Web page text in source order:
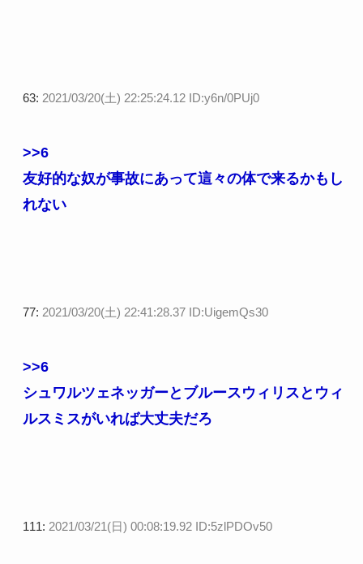
63: 2021/03/20(土) 22:25:24.12 ID:y6n/0PUj0
>>6
友好的な奴が事故にあって這々の体で来るかもし
れない
77: 2021/03/20(土) 22:41:28.37 ID:UigemQs30
>>6
シュワルツェネッガーとブルースウィリスとウィ
ルスミスがいれば大丈夫だろ
111: 2021/03/21(日) 00:08:19.92 ID:5zlPDOv50